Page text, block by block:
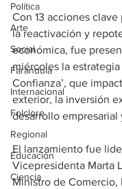
Política
Arte
Social
Farandula
Internacional
Folclore
Regional
Educación
Ciencia
Con 13 acciones
la reactivación y
económica, fue
miércoles la estrategia
Confianza’, que
exterior, la inversión
desarrollo empresarial
El lanzamiento fue
Vicepresidenta Marta
Ministro de Comercio,